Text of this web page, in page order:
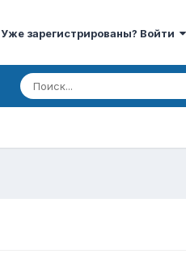
Уже зарегистрированы? Войти